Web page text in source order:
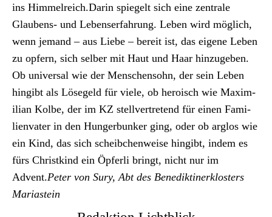
ins Him­mel­re­ich.Darin spiegelt sich eine zen­trale
Glaubens- und Lebenser­fahrung. Leben wird möglich,
wenn jemand – aus Liebe – bere­it ist, das eigene Leben
zu opfern, sich sel­ber mit Haut und Haar hinzugeben.
Ob uni­ver­sal wie der Men­schen­sohn, der sein Leben
hin­gibt als Lösegeld für viele, ob hero­isch wie Max­i­m­
il­ian Kolbe, der im KZ stel­lvertre­tend für einen Fam­i­
lien­vater in den Hunger­bunker ging, oder ob arg­los wie
ein Kind, das sich scheibchen­weise hin­gibt, indem es
fürs Christkind ein Öpfer­li bringt, nicht nur im
Advent.Peter von Sury, Abt des Benedik­tin­erk­losters
Mari­astein